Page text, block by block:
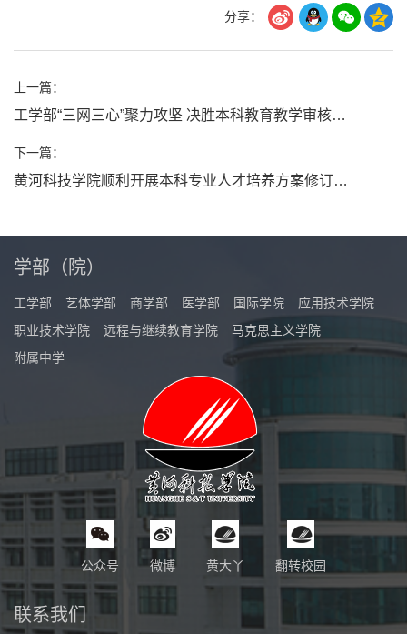
分享：
上一篇：
工学部“三网三心”聚力攻坚 决胜本科教育教学审核评估
下一篇：
黄河科技学院顺利开展本科专业人才培养方案修订完善说明会
学部（院）
工学部 艺体学部 商学部 医学部 国际学院
应用技术学院
职业技术学院
远程与继续教育学院
马克思主义学院
附属中学
公众号 微博 黄大丫 翻转校园
联系我们